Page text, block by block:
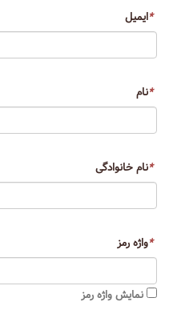
*ایمیل
*نام
*نام خانوادگی
*واژه رمز
نمایش واژه رمز